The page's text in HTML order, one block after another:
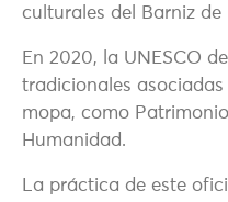
culturales del Barniz de
En 2020, la UNESCO
tradicionales
mopa, como
Humanidad.
La práctica de este